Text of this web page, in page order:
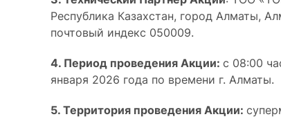
Республика Казахстан, город Алматы,
почтовый индекс 050009.
4. Период проведения Акции: с 08:00
января 2026 года по времени г. Алматы.
5. Территория проведения Акции: